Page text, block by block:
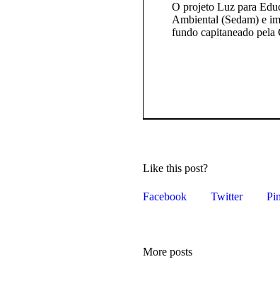
O projeto Luz para
Ambiental (Sedam) e
fundo capitaneado
Like this post?
Facebook Twitter
More posts